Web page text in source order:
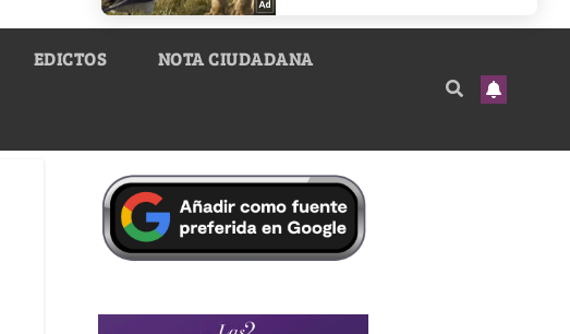
EDICTOS NOTA CIUDADANA